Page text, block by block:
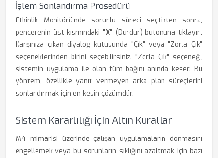
İşlem Sonlandırma Prosedürü
Etkinlik Monitörü'nde sorunlu süreci seçtikten sonra,
pencerenin üst kısmındaki "X" (Durdur) butonuna tıklayın.
Karşınıza çıkan diyalog kutusunda "Çık" veya "Zorla Çık"
seçeneklerinden birini seçebilirsiniz. "Zorla Çık" seçeneği,
sistemin uygulama ile olan tüm bağını anında keser. Bu
yöntem, özellikle yanıt vermeyen arka plan süreçlerini
sonlandırmak için en kesin çözümdür.
Sistem Kararlılığı İçin Altın Kurallar
M4 mimarisi üzerinde çalışan uygulamaların donmasını
engellemek veya bu sorunların sıklığını azaltmak için bazı